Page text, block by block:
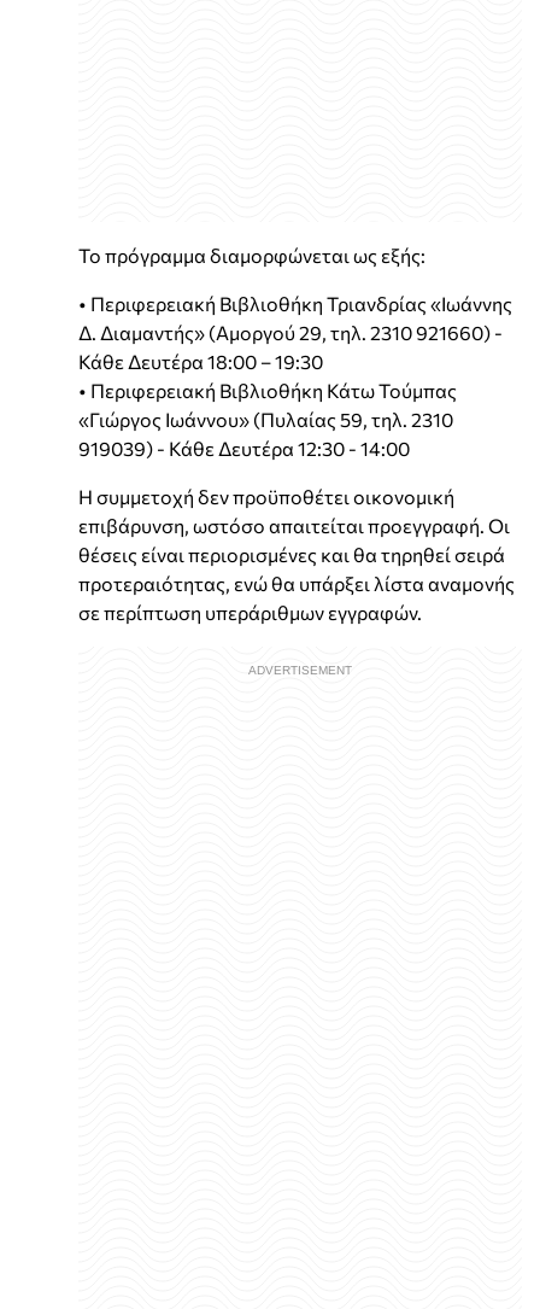
Το πρόγραμμα διαμορφώνεται ως εξής:
• Περιφερειακή Βιβλιοθήκη Τριανδρίας «Ιωάννης
Δ. Διαμαντής» (Αμοργού 29, τηλ. 2310 921660) -
Κάθε Δευτέρα 18:00 – 19:30
• Περιφερειακή Βιβλιοθήκη Κάτω Τούμπας
«Γιώργος Ιωάννου» (Πυλαίας 59, τηλ. 2310
919039) - Κάθε Δευτέρα 12:30 - 14:00
Η συμμετοχή δεν προϋποθέτει οικονομική
επιβάρυνση, ωστόσο απαιτείται προεγγραφή. Οι
θέσεις είναι περιορισμένες και θα τηρηθεί σειρά
προτεραιότητας, ενώ θα υπάρξει λίστα αναμονής
σε περίπτωση υπεράριθμων εγγραφών.